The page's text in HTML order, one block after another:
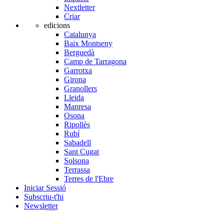
Nextletter
Criar
edicions
Catalunya
Baix Montseny
Berguedà
Camp de Tarragona
Garrotxa
Girona
Granollers
Lleida
Manresa
Osona
Ripollès
Rubí
Sabadell
Sant Cugat
Solsona
Terrassa
Terres de l'Ebre
Iniciar Sessió
Subscriu-t'hi
Newsletter